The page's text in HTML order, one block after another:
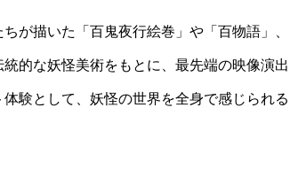
が描いた「百鬼夜行絵巻」や「百物語」、
的な妖怪美術をもとに、最先端の映像演出
験として、妖怪の世界を全身で感じられる